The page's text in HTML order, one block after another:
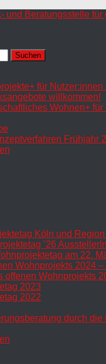
für
willkommen!
Wohnen+
Frühjahr
Köln und
’26
am 22.
Wohnprojekts 2024
offenen Wohnprojekts
2023
2022
durch die